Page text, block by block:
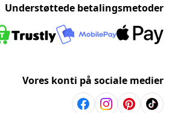
Understøttede betalingsmetoder
Vores konti på sociale medier